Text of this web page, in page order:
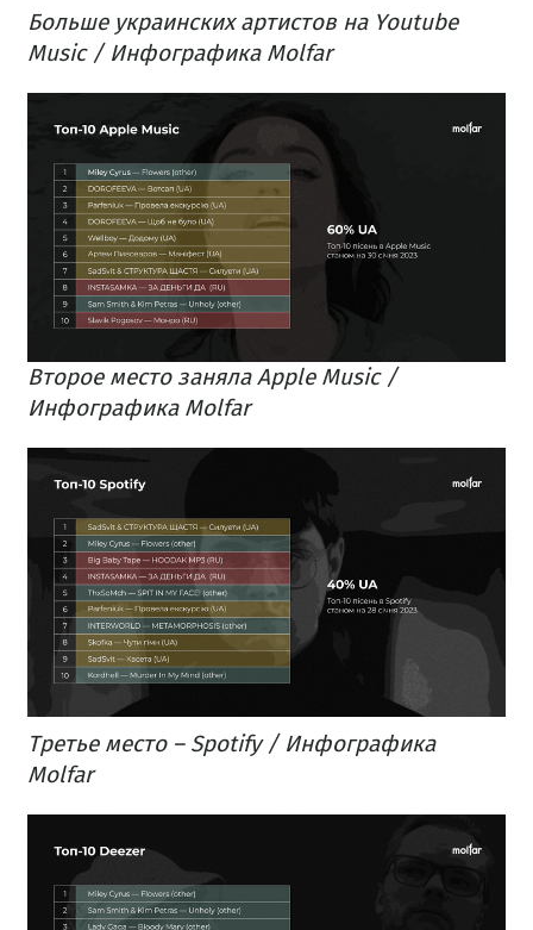
Больше украинских артистов на Youtube
Music / Инфографика Molfar
Второе место заняла Apple Music /
Инфографика Molfar
Третье место – Spotify / Инфографика
Molfar